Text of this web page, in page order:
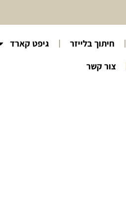
חיתוך בלייזר
גיפט קארד
צור קשר